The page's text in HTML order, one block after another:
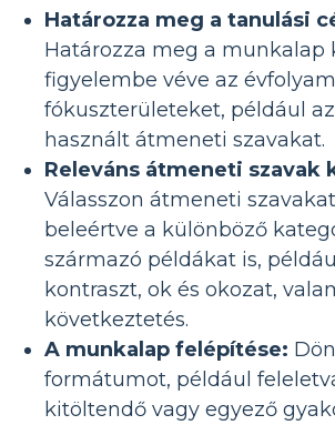
Határozza meg a tanulási
Határozza meg a munkalap
figyelembe véve az
fókuszterületeket, például
használt átmeneti szavakat.
Releváns átmeneti szavak
Válasszon átmeneti
beleértve a különböző
származó példákat is,
kontraszt, ok és okozat,
következtetés.
A munkalap felépítése:
formátumot, például
kitöltendő vagy egyező